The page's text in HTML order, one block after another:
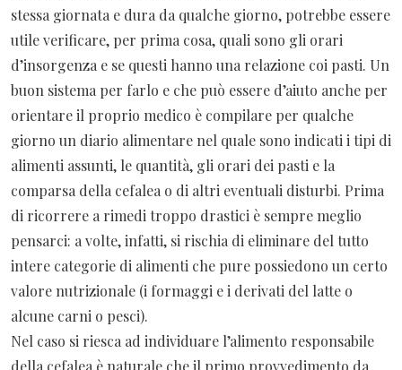
stessa giornata e dura da qualche giorno, potrebbe essere
utile verificare, per prima cosa, quali sono gli orari
d’insorgenza e se questi hanno una relazione coi pasti. Un
buon sistema per farlo e che può essere d’aiuto anche per
orientare il proprio medico è compilare per qualche
giorno un diario alimentare nel quale sono indicati i tipi di
alimenti assunti, le quantità, gli orari dei pasti e la
comparsa della cefalea o di altri eventuali disturbi. Prima
di ricorrere a rimedi troppo drastici è sempre meglio
pensarci: a volte, infatti, si rischia di eliminare del tutto
intere categorie di alimenti che pure possiedono un certo
valore nutrizionale (i formaggi e i derivati del latte o
alcune carni o pesci).
Nel caso si riesca ad individuare l’alimento responsabile
della cefalea è naturale che il primo provvedimento da